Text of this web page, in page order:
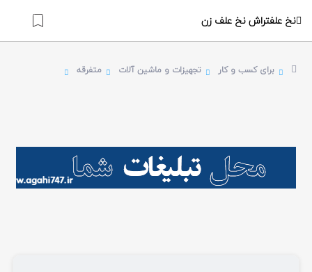
نخ علفتراش نخ علف زن
برای کسب و کار تجهیزات و ماشین آلات متفرقه